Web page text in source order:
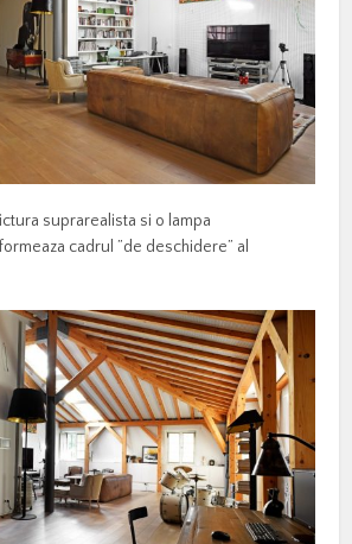
suprarealista si o lampa
cadrul ”de deschidere” al